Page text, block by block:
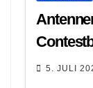
5. JULI